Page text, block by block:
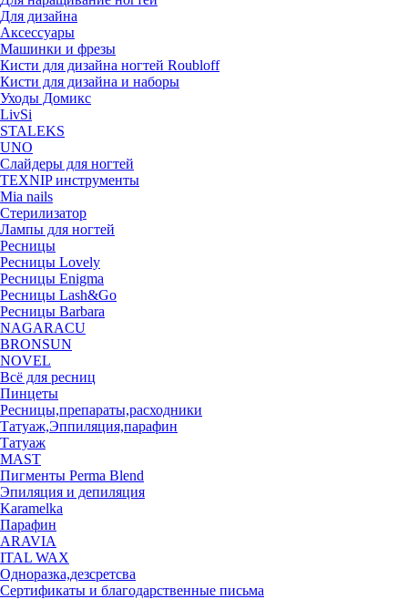
Для дизайна
Аксессуары
Машинки и фрезы
Кисти для дизайна ногтей Roubloff
Кисти для дизайна и наборы
Уходы Домикс
LivSi
STALEKS
UNO
Слайдеры для ногтей
TEXNIP инструменты
Mia nails
Стерилизатор
Лампы для ногтей
Ресницы
Ресницы Lovely
Ресницы Enigma
Ресницы Lash&Go
Ресницы Barbara
NAGARACU
BRONSUN
NOVEL
Всё для ресниц
Пинцеты
Ресницы,препараты,расходники
Татуаж,Эппиляция,парафин
Татуаж
MAST
Пигменты Perma Blend
Эпиляция и депиляция
Karamelka
Парафин
ARAVIA
ITAL WAX
Одноразка,дезсретсва
Сертификаты и благодарственные письма